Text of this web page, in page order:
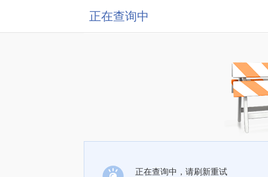
正在查询中
正在查询中，请刷新重试